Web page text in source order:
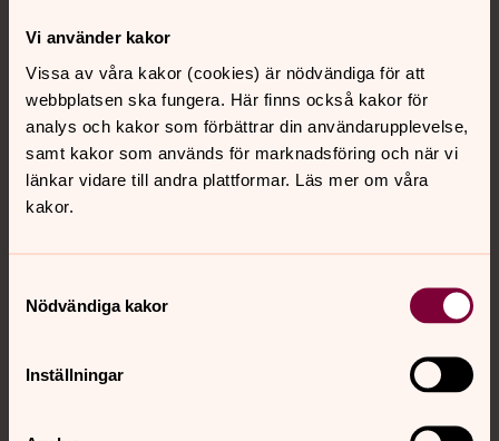
Vi använder kakor
Vissa av våra kakor (cookies) är nödvändiga för att
webbplatsen ska fungera. Här finns också kakor för
analys och kakor som förbättrar din användarupplevelse,
samt kakor som används för marknadsföring och när vi
länkar vidare till andra plattformar. Läs mer om våra
kakor.
Nödvändiga kakor
Inställningar
Kontakt
Kalender
Hitta snabbt